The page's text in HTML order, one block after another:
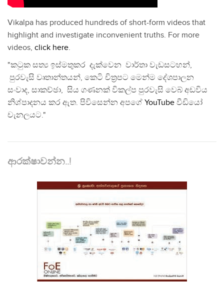
Vikalpa has produced hundreds of short-form videos that
highlight and investigate inconvenient truths. For more
videos, click here.
"කටුක සත්‍ය ඉස්මතුකර දැක්වෙන වාර්තා වැඩසටහන්,
පුරවැසි වෘතාන්තයන්, කෙටි චිත්‍රපට මෙන්ම දේශපාලන
සංවාද, සාකච්ඡා, සිය ගණනක් විකල්ප පුරවැසි වෙබ් අඩවිය
නිශ්පාදනය කර ඇත. පිවිසෙන්න අපගේ YouTube වීඩියෝ
චැනලයට."
ආරක්ෂාවන්න..!